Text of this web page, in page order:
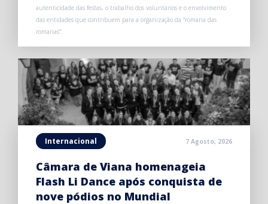
autenticidade das festas, o trabalho dos voluntários e o envolvimento
das entidades que contribuem para a organização da “romaria das
romarias”.
Internacional 7 Agosto, 2026
Câmara de Viana homenageia
Flash Li Dance após conquista de
nove pódios no Mundial